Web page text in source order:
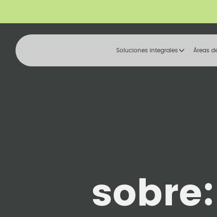
Soluciones integrales Áreas
sobre: